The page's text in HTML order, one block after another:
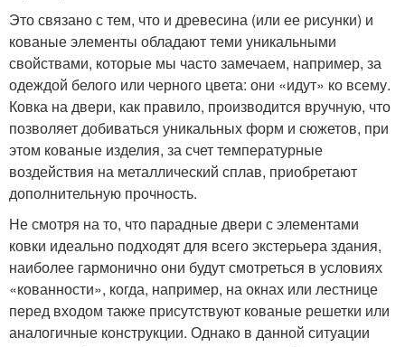
Это связано с тем, что и древесина (или ее рисунки) и
кованые элементы обладают теми уникальными
свойствами, которые мы часто замечаем, например, за
одеждой белого или черного цвета: они «идут» ко всему.
Ковка на двери, как правило, производится вручную, что
позволяет добиваться уникальных форм и сюжетов, при
этом кованые изделия, за счет температурные
воздействия на металлический сплав, приобретают
дополнительную прочность.
Не смотря на то, что парадные двери с элементами
ковки идеально подходят для всего экстерьера здания,
наиболее гармонично они будут смотреться в условиях
«кованности», когда, например, на окнах или лестнице
перед входом также присутствуют кованые решетки или
аналогичные конструкции. Однако в данной ситуации